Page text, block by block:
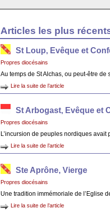
Articles les plus
St Loup, Evêque et
Propres diocésains
Au temps de St Alchas, ou peut-être
Lire la suite de l’article
St Arbogast, Evêque et
Propres diocésains
L’incursion de peuples nordiques
Lire la suite de l’article
Ste Aprône, Vierge
Propres diocésains
Une tradition immémoriale de l’Eglise
Lire la suite de l’article